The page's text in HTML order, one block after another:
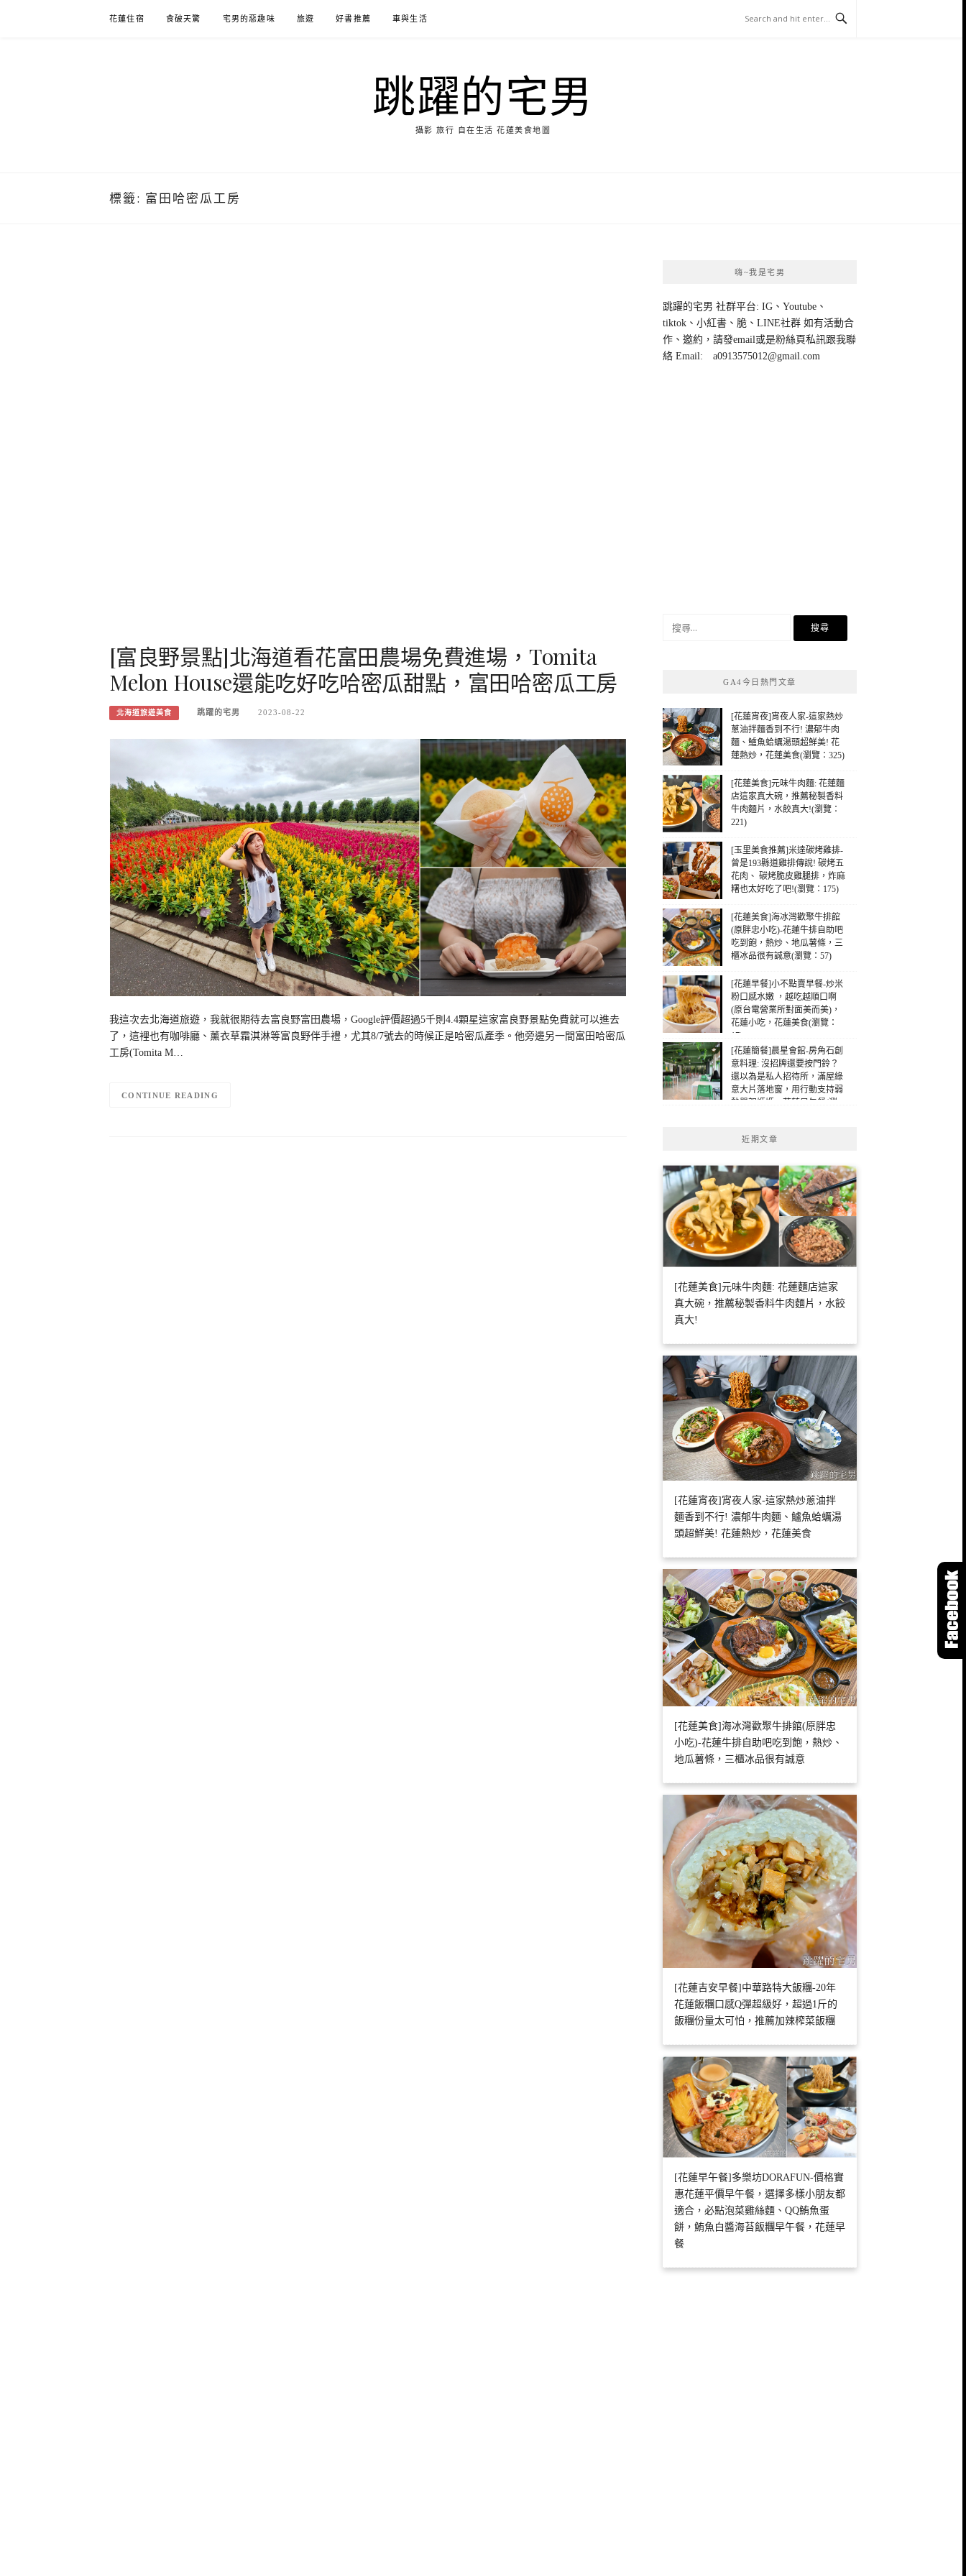
花蓮住宿 食破天驚 宅男的惡趣味 旅遊 好書推薦 車與生活
跳躍的宅男
攝影 旅行 自在生活 花蓮美食地圖
標籤: 富田哈密瓜工房
[富良野景點]北海道看花富田農場免費進場，Tomita
Melon House還能吃好吃哈密瓜甜點，富田哈密瓜工房
北海道旅遊美食 跳躍的宅男 2023-08-22
我這次去北海道旅遊，我就很期待去富良野富田農場，Google評價超過5千則4.4顆星這家富良野景點免費就可以進去
了，這裡也有咖啡廳、薰衣草霜淇淋等富良野伴手禮，尤其8/7號去的時候正是哈密瓜產季。他旁邊另一間富田哈密瓜
工房(Tomita M…
CONTINUE READING
嗨~我是宅男
跳躍的宅男 社群平台: IG、Youtube、
tiktok、小紅書、脆、LINE社群 如有活動合
作、邀約，請發email或是粉絲頁私訊跟我聯
絡 Email: a0913575012@gmail.com
GA4今日熱門文章
[花蓮宵夜]宵夜人家-這家熱炒
蔥油拌麵香到不行! 濃郁牛肉
麵、鱸魚蛤蠣湯頭超鮮美! 花
蓮熱炒，花蓮美食(瀏覽：325)
[花蓮美食]元味牛肉麵: 花蓮麵
店這家真大碗，推薦秘製香料
牛肉麵片，水餃真大!(瀏覽：
221)
[玉里美食推薦]米達碳烤雞排-
曾是193縣道雞排傳說! 碳烤五
花肉、 碳烤脆皮雞腿排，炸麻
糬也太好吃了吧!(瀏覽：175)
[花蓮美食]海冰灣歡聚牛排館
(原胖忠小吃)-花蓮牛排自助吧
吃到飽，熱炒、地瓜薯條，三
櫃冰品很有誠意(瀏覽：57)
[花蓮早餐]小不點賣早餐-炒米
粉口感水嫩 ，越吃越順口啊
(原台電營業所對面美而美)，
花蓮小吃，花蓮美食(瀏覽：
17)
[花蓮簡餐]晨星會館-房角石創
意料理: 沒招牌還要按門鈴？
還以為是私人招待所，滿屋綠
意大片落地窗，用行動支持弱
勢單親媽媽，花蓮早午餐(瀏
近期文章
[花蓮美食]元味牛肉麵: 花蓮麵店這家
真大碗，推薦秘製香料牛肉麵片，水餃
真大!
[花蓮宵夜]宵夜人家-這家熱炒蔥油拌
麵香到不行! 濃郁牛肉麵、鱸魚蛤蠣湯
頭超鮮美! 花蓮熱炒，花蓮美食
[花蓮美食]海冰灣歡聚牛排館(原胖忠
小吃)-花蓮牛排自助吧吃到飽，熱炒、
地瓜薯條，三櫃冰品很有誠意
[花蓮吉安早餐]中華路特大飯糰-20年
花蓮飯糰口感Q彈超級好，超過1斤的
飯糰份量太可怕，推薦加辣榨菜飯糰
[花蓮早午餐]多樂坊DORAFUN-價格實
惠花蓮平價早午餐，選擇多樣小朋友都
適合，必點泡菜雞絲麵、QQ鮪魚蛋
餅，鮪魚白醬海苔飯糰早午餐，花蓮早
餐